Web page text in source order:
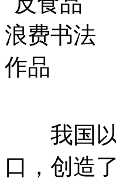
我国以
口，创造